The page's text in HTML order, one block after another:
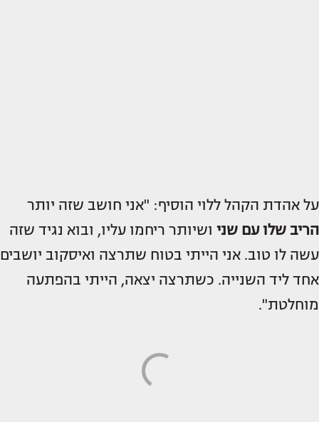
על אהדת הקהל ללוי הוסיף: "אני חושב שזה יותר
הריב שלו עם שני ושיותר ריחמו עליו, ובוא נגיד שזה
עשה לו טוב. אני הייתי בטוח שתרצה ואיסקוב יושבים
אחד ליד השנייה. כשתרצה יצאה, הייתי בהפתעה
מוחלטת".